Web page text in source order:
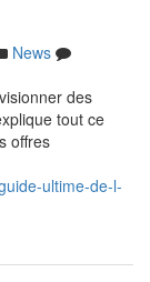
News
des
tout ce
offres
ultime-de-l-